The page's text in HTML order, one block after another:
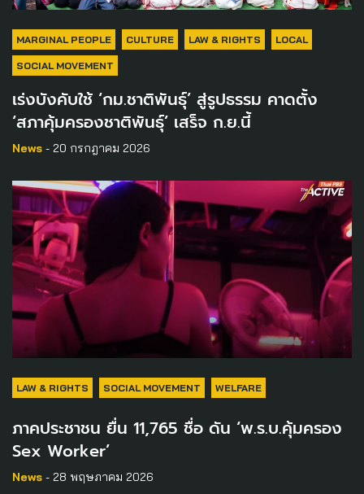
MARGINAL PEOPLE CULTURE LAW & RIGHTS LOCAL
SOCIAL MOVEMENT
เร่งบังคับใช้ ‘กม.ชาติพันธุ์’ สู่รูปธรรม คาดตั้ง
‘สภาคุ้มครองชาติพันธุ์’ เสร็จ ก.ย.นี้
News - 20 กรกฎาคม 2026
LAW & RIGHTS SOCIAL MOVEMENT WELFARE
ภาคประชาชน ยื่น 11,765 ชื่อ ดัน ‘พ.ร.บ.คุ้มครอง
Sex Worker’
News - 28 พฤษภาคม 2026